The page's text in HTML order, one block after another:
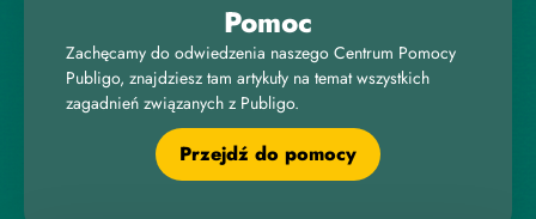
Pomoc
Zachęcamy do odwiedzenia naszego Centrum Pomocy
Publigo, znajdziesz tam artykuły na temat wszystkich
zagadnień związanych z Publigo.
Przejdź do pomocy